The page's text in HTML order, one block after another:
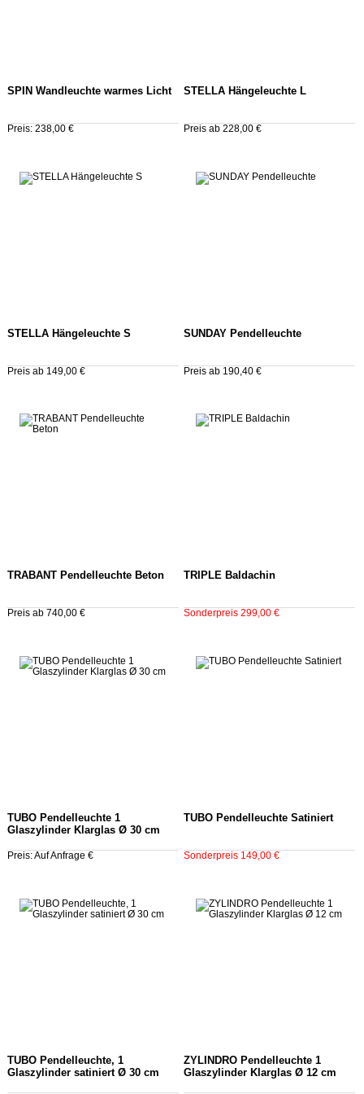
SPIN Wandleuchte warmes Licht
Preis: 238,00 €
STELLA Hängeleuchte L
Preis ab 228,00 €
STELLA Hängeleuchte S
Preis ab 149,00 €
SUNDAY Pendelleuchte
Preis ab 190,40 €
TRABANT Pendelleuchte Beton
Preis ab 740,00 €
TRIPLE Baldachin
Sonderpreis 299,00 €
TUBO Pendelleuchte 1
Glaszylinder Klarglas Ø 30 cm
Preis: Auf Anfrage €
TUBO Pendelleuchte Satiniert
Sonderpreis 149,00 €
TUBO Pendelleuchte, 1
Glaszylinder satiniert Ø 30 cm
ZYLINDRO Pendelleuchte 1
Glaszylinder Klarglas Ø 12 cm